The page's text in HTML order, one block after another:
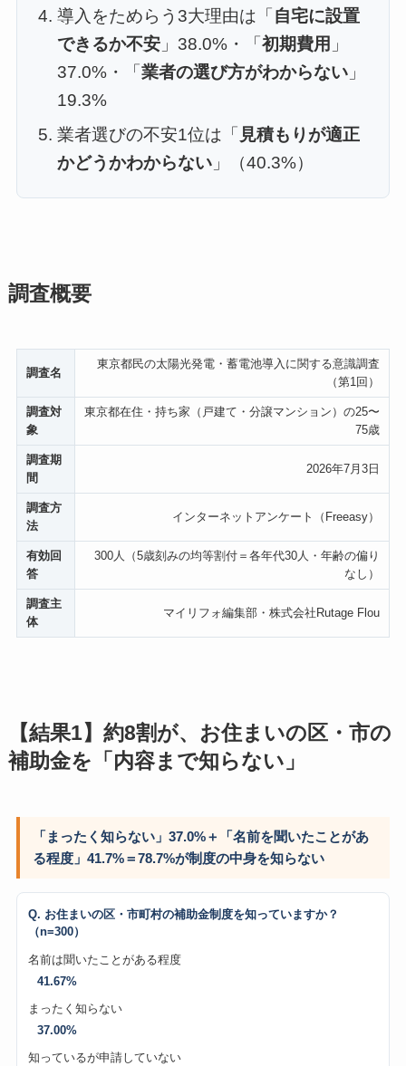
導入をためらう3大理由は「自宅に設置
できるか不安 」38.0%・「初期費用 」
37.0%・「業者の選び方がわからない 」
19.3%
業者選びの不安1位は「 見積もりが適正
かどうかわからない 」（40.3%）
調査概要
調査名
東京都民の太陽光発電・蓄電池導入に関する意識調査
（第1回）
調査対
象
東京都在住・持ち家（戸建て・分譲マンション）の25〜
75歳
調査期
間
2026年7月3日
調査方
法
インターネットアンケート（Freeasy）
有効回
答
300人（5歳刻みの均等割付＝各年代30人・年齢の偏り
なし）
調査主
体
マイリフォ編集部・株式会社Rutage Flou
【結果1】約8割が、お住まいの区・市の
補助金を「内容まで知らない」
「まったく知らない」37.0%＋「名前を聞いたことがあ
る程度」41.7%＝78.7%が制度の中身を知らない
Q. お住まいの区・市町村の補助金制度を知っていますか？
（n=300）
名前は聞いたことがある程度
41.67%
まったく知らない
37.00%
知っているが申請していない